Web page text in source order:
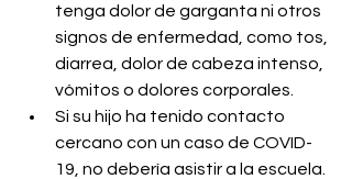
tenga dolor de garganta ni otros
signos de enfermedad, como tos,
diarrea, dolor de cabeza intenso,
vómitos o dolores corporales.
Si su hijo ha tenido contacto
cercano con un caso de COVID-
19, no debería asistir a la escuela.